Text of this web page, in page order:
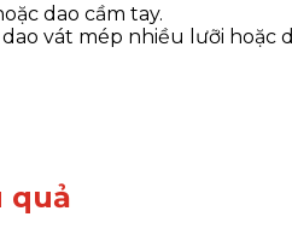
dao cầm tay.
vát mép nhiều lưỡi hoặc
quả